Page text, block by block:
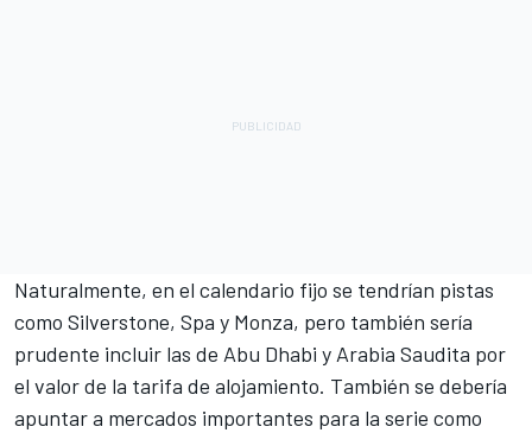
Naturalmente, en el calendario fijo se tendrían pistas
como Silverstone, Spa y Monza, pero también sería
prudente incluir las de Abu Dhabi y Arabia Saudita por
el valor de la tarifa de alojamiento. También se debería
apuntar a mercados importantes para la serie como